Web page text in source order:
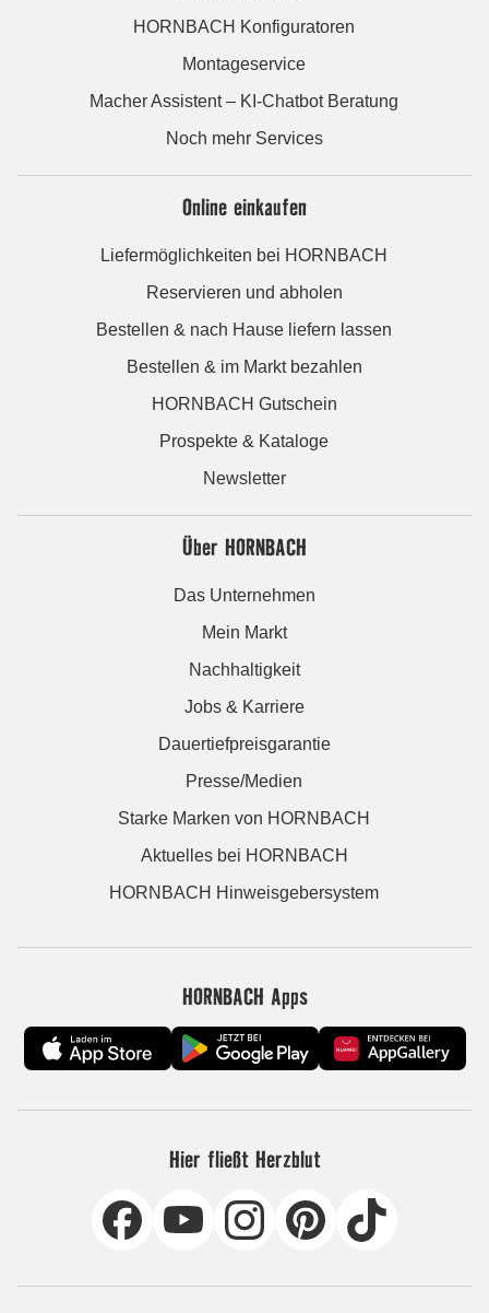
HORNBACH Konfiguratoren
Montageservice
Macher Assistent – KI-Chatbot Beratung
Noch mehr Services
Online einkaufen
Liefermöglichkeiten bei HORNBACH
Reservieren und abholen
Bestellen & nach Hause liefern lassen
Bestellen & im Markt bezahlen
HORNBACH Gutschein
Prospekte & Kataloge
Newsletter
Über HORNBACH
Das Unternehmen
Mein Markt
Nachhaltigkeit
Jobs & Karriere
Dauertiefpreisgarantie
Presse/Medien
Starke Marken von HORNBACH
Aktuelles bei HORNBACH
HORNBACH Hinweisgebersystem
HORNBACH Apps
Hier fließt Herzblut